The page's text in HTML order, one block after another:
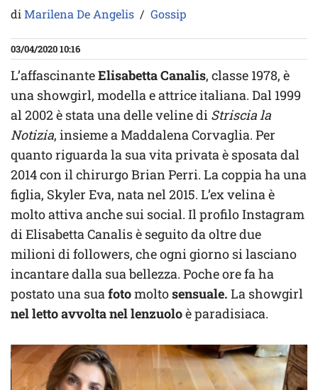
diMarilena De Angelis Gossip
03/04/2020 10:16
L’affascinanteElisabetta Canalis, classe 1978, è
una showgirl, modella e attrice italiana. Dal 1999
al 2002 è stata una delle veline di Striscia la
Notizia, insieme a Maddalena Corvaglia. Per
quanto riguarda la sua vita privata è sposata dal
2014 con il chirurgo Brian Perri. La coppia ha una
figlia, Skyler Eva, nata nel 2015. L’ex velina è
molto attiva anche sui social. Il profilo Instagram
di Elisabetta Canalis è seguito da oltre due
milioni di followers, che ogni giorno si lasciano
incantare dalla sua bellezza. Poche ore fa ha
postato una suafotomoltosensuale. La showgirl
nel letto avvolta nel lenzuoloè paradisiaca.